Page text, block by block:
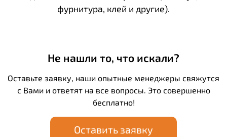
фурнитура, клей и другие).
Не нашли то, что искали?
Оставьте заявку, наши опытные менеджеры свяжутся
с Вами и ответят на все вопросы. Это совершенно
бесплатно!
Оставить заявку